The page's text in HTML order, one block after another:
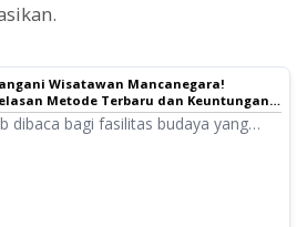
Wisatawan Mancanegara!
Metode Terbaru dan Keuntungan
Panduan Suara Multibahasa Secara
dibaca bagi fasilitas budaya yang